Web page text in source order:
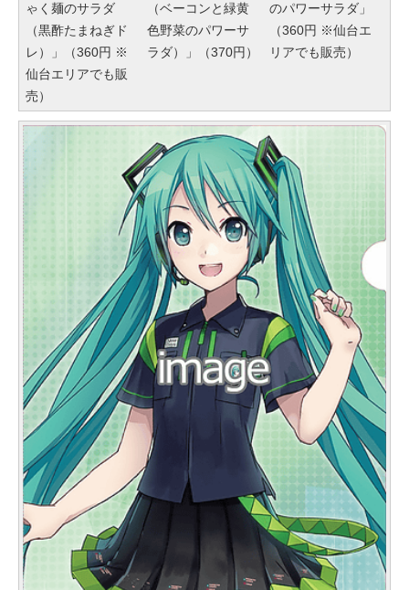
ゃく麺のサラダ
（黒酢たまねぎド
レ）」（360円 ※
仙台エリアでも販
売）
（ベーコンと緑黄
色野菜のパワーサ
ラダ）」（370円）
のパワーサラダ」
（360円 ※仙台エ
リアでも販売）